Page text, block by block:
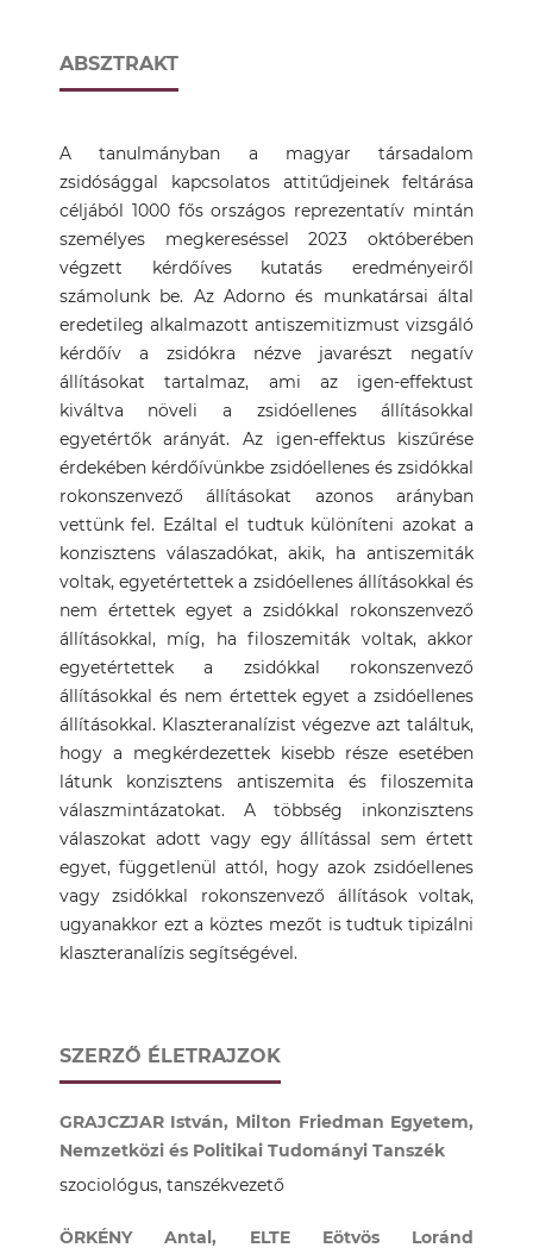
ABSZTRAKT
A tanulmányban a magyar társadalom
zsidósággal kapcsolatos attitűdjeinek feltárása
céljából 1000 fős országos reprezentatív mintán
személyes megkereséssel 2023 októberében
végzett kérdőíves kutatás eredményeiről
számolunk be. Az Adorno és munkatársai által
eredetileg alkalmazott antiszemitizmust vizsgáló
kérdőív a zsidókra nézve javarészt negatív
állításokat tartalmaz, ami az igen-effektust
kiváltva növeli a zsidóellenes állításokkal
egyetértők arányát. Az igen-effektus kiszűrése
érdekében kérdőívünkbe zsidóellenes és zsidókkal
rokonszenvező állításokat azonos arányban
vettünk fel. Ezáltal el tudtuk különíteni azokat a
konzisztens válaszadókat, akik, ha antiszemiták
voltak, egyetértettek a zsidóellenes állításokkal és
nem értettek egyet a zsidókkal rokonszenvező
állításokkal, míg, ha filoszemiták voltak, akkor
egyetértettek a zsidókkal rokonszenvező
állításokkal és nem értettek egyet a zsidóellenes
állításokkal. Klaszteranalízist végezve azt találtuk,
hogy a megkérdezettek kisebb része esetében
látunk konzisztens antiszemita és filoszemita
válaszmintázatokat. A többség inkonzisztens
válaszokat adott vagy egy állítással sem értett
egyet, függetlenül attól, hogy azok zsidóellenes
vagy zsidókkal rokonszenvező állítások voltak,
ugyanakkor ezt a köztes mezőt is tudtuk tipizálni
klaszteranalízis segítségével.
SZERZŐ ÉLETRAJZOK
GRAJCZJAR István, Milton Friedman Egyetem,
Nemzetközi és Politikai Tudományi Tanszék
szociológus, tanszékvezető
ÖRKÉNY Antal, ELTE Eötvös Loránd